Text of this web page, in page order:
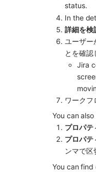
status.
In the
詳細を検
ユーザー
とを確認
Jira
ワークフ
You can
プロパテ
プロパテ
ンマで区
You can